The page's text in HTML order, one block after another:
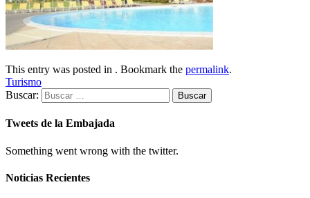
This entry was posted in . Bookmark the permalink.
Turismo
Buscar:
Tweets de la Embajada
Something went wrong with the twitter.
Noticias Recientes